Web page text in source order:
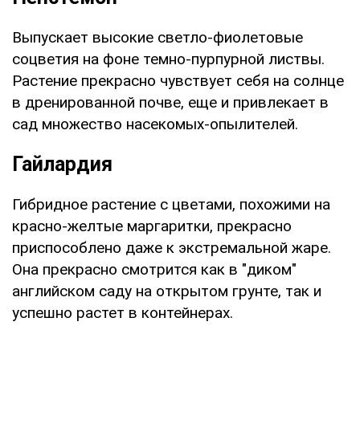
Выпускает высокие светло-фиолетовые
соцветия на фоне темно-пурпурной листвы.
Растение прекрасно чувствует себя на солнце
в дренированной почве, еще и привлекает в
сад множество насекомых-опылителей.
Гайлардия
Гибридное растение с цветами, похожими на
красно-желтые маргаритки, прекрасно
приспособлено даже к экстремальной жаре.
Она прекрасно смотрится как в "диком"
английском саду на открытом грунте, так и
успешно растет в контейнерах.